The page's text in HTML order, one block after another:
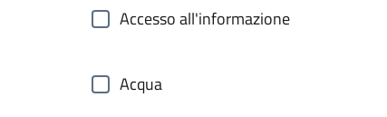
Accesso all'informazione
Acqua